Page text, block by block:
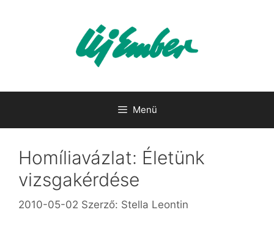
Menü
Homíliavázlat: Életünk
vizsgakérdése
2010-05-02 Szerző: Stella Leontin